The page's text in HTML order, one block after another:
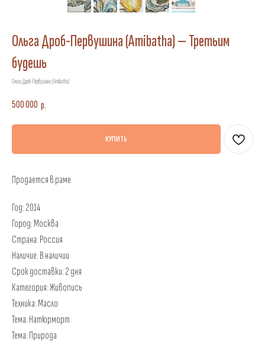
Ольга Дроб-Первушина (Amibatha) — Третьим
будешь
Ольга Дроб-Первушина (Amibatha)
500 000 р.
КУПИТЬ
Продается в раме
Год: 2014
Город: Москва
Страна: Россия
Наличие: В наличии
Срок доставки: 2 дня
Категория: Живопись
Техника: Масло
Тема: Натюрморт
Тема: Природа